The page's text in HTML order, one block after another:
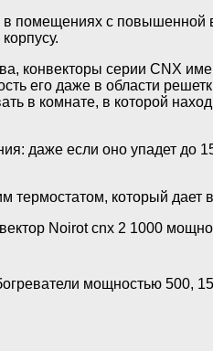
в помещениях с
конвекторы серии CNX
его даже в области
в комнате, в которой
даже если оно упадет до
термостатом, который дает
Noirot cnx 2 1000
мощностью 500,